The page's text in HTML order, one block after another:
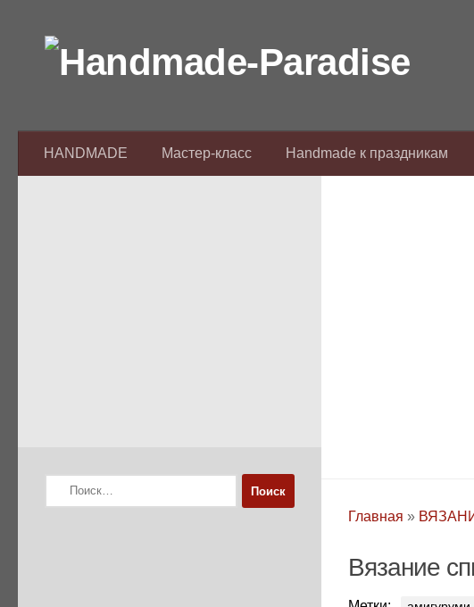
HANDMADE Мастер-класс Handmade к праздникам
Главная »
Вязание
Найти: